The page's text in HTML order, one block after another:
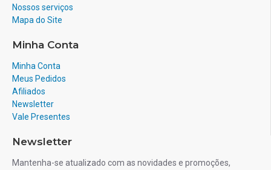
Nossos serviços
Mapa do Site
Minha Conta
Minha Conta
Meus Pedidos
Afiliados
Newsletter
Vale Presentes
Newsletter
Mantenha-se atualizado com as novidades e promoções,